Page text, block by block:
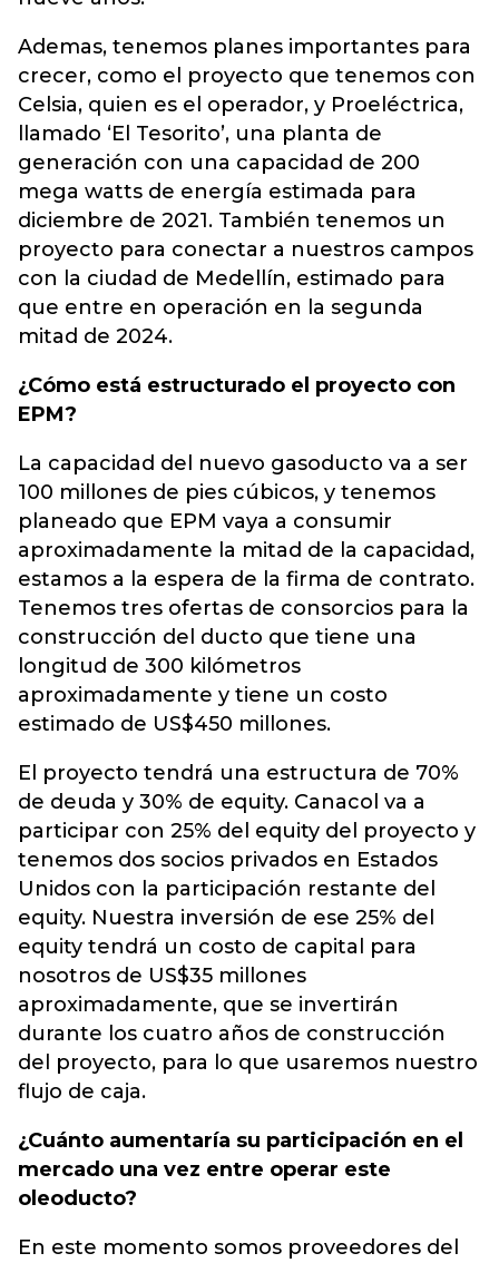
Ademas, tenemos planes importantes para
crecer, como el proyecto que tenemos con
Celsia, quien es el operador, y Proeléctrica,
llamado ‘El Tesorito’, una planta de
generación con una capacidad de 200
mega watts de energía estimada para
diciembre de 2021. También tenemos un
proyecto para conectar a nuestros campos
con la ciudad de Medellín, estimado para
que entre en operación en la segunda
mitad de 2024.
¿Cómo está estructurado el proyecto con
EPM?
La capacidad del nuevo gasoducto va a ser
100 millones de pies cúbicos, y tenemos
planeado que EPM vaya a consumir
aproximadamente la mitad de la capacidad,
estamos a la espera de la firma de contrato.
Tenemos tres ofertas de consorcios para la
construcción del ducto que tiene una
longitud de 300 kilómetros
aproximadamente y tiene un costo
estimado de US$450 millones.
El proyecto tendrá una estructura de 70%
de deuda y 30% de equity. Canacol va a
participar con 25% del equity del proyecto y
tenemos dos socios privados en Estados
Unidos con la participación restante del
equity. Nuestra inversión de ese 25% del
equity tendrá un costo de capital para
nosotros de US$35 millones
aproximadamente, que se invertirán
durante los cuatro años de construcción
del proyecto, para lo que usaremos nuestro
flujo de caja.
¿Cuánto aumentaría su participación en el
mercado una vez entre operar este
oleoducto?
En este momento somos proveedores del